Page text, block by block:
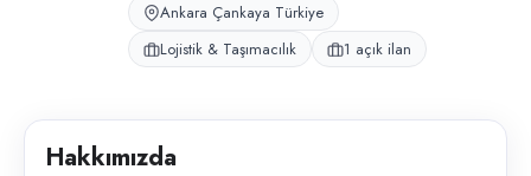
Ankara Çankaya Türkiye
Lojistik & Taşımacılık
1 açık ilan
Hakkımızda